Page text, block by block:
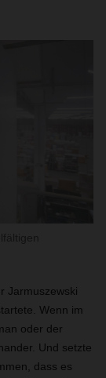
Jarmuszewski
Wenn im
oder der
Und setzte
dass es